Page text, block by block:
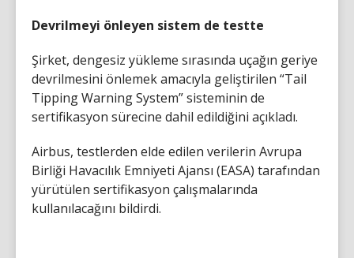
Devrilmeyi önleyen sistem de testte
Şirket, dengesiz yükleme sırasında uçağın geriye
devrilmesini önlemek amacıyla geliştirilen “Tail
Tipping Warning System” sisteminin de
sertifikasyon sürecine dahil edildiğini açıkladı.
Airbus, testlerden elde edilen verilerin Avrupa
Birliği Havacılık Emniyeti Ajansı (EASA) tarafından
yürütülen sertifikasyon çalışmalarında
kullanılacağını bildirdi.